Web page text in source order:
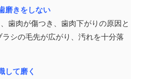
磨きをしない
歯肉が傷つき、歯肉下がりの原因と
シの毛先が広がり、汚れを十分落
して磨く